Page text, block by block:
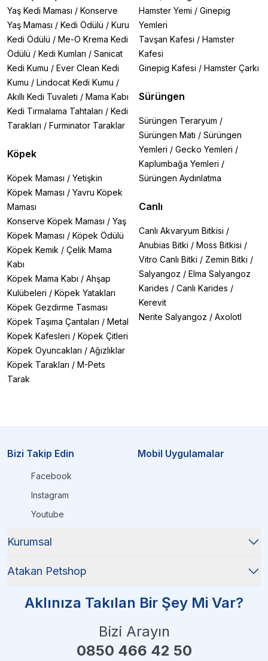
Yaş Kedi Maması / Konserve
Yaş Maması / Kedi Ödülü / Kuru
Kedi Ödülü / Me-O Krema Kedi
Ödülü / Kedi Kumları / Sanicat
Kedi Kumu / Ever Clean Kedi
Kumu / Lindocat Kedi Kumu /
Akıllı Kedi Tuvaleti / Mama Kabı
Kedi Tırmalama Tahtaları / Kedi
Tarakları / Furminator Taraklar
Köpek
Köpek Maması / Yetişkin
Köpek Maması / Yavru Köpek
Maması
Konserve Köpek Maması / Yaş
Köpek Maması / Köpek Ödülü
Köpek Kemik / Çelik Mama
Kabı
Köpek Mama Kabı / Ahşap
Kulübeleri / Köpek Yatakları
Köpek Gezdirme Tasması
Köpek Taşıma Çantaları / Metal
Köpek Kafesleri / Köpek Çitleri
Köpek Oyuncakları / Ağızlıklar
Köpek Tarakları / M-Pets
Tarak
Hamster Yemi / Ginepig
Yemleri
Tavşan Kafesi / Hamster
Kafesi
Ginepig Kafesi / Hamster Çarkı
Sürüngen
Sürüngen Teraryum /
Sürüngen Matı / Sürüngen
Yemleri / Gecko Yemleri /
Kaplumbağa Yemleri /
Sürüngen Aydınlatma
Canlı
Canlı Akvaryum Bitkisi /
Anubias Bitki / Moss Bitkisi /
Vitro Canlı Bitki / Zemin Bitki /
Salyangoz / Elma Salyangoz
Karides / Canlı Karides /
Kerevit
Nerite Salyangoz / Axolotl
Bizi Takip Edin
Facebook
Instagram
Youtube
Mobil Uygulamalar
Kurumsal
Atakan Petshop
Aklınıza Takılan Bir Şey Mi Var?
Bizi Arayın
0850 466 42 50